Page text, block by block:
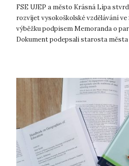
FSE UJEP a město Krásná Lípa
rozvíjet vysokoškolské vzdělávání ve
výběžku podpisem Memoranda o
Dokument podepsali starosta města